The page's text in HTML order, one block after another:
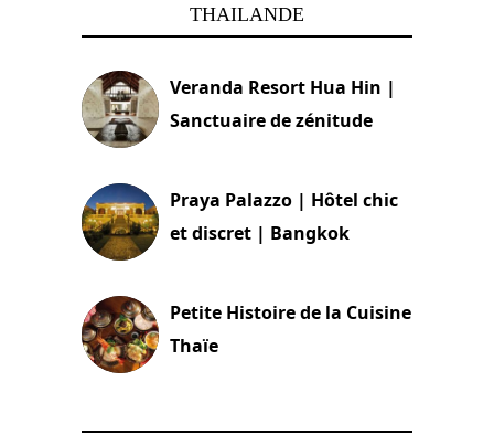
THAILANDE
Veranda Resort Hua Hin |
Sanctuaire de zénitude
Praya Palazzo | Hôtel chic
et discret | Bangkok
Petite Histoire de la Cuisine
Thaïe